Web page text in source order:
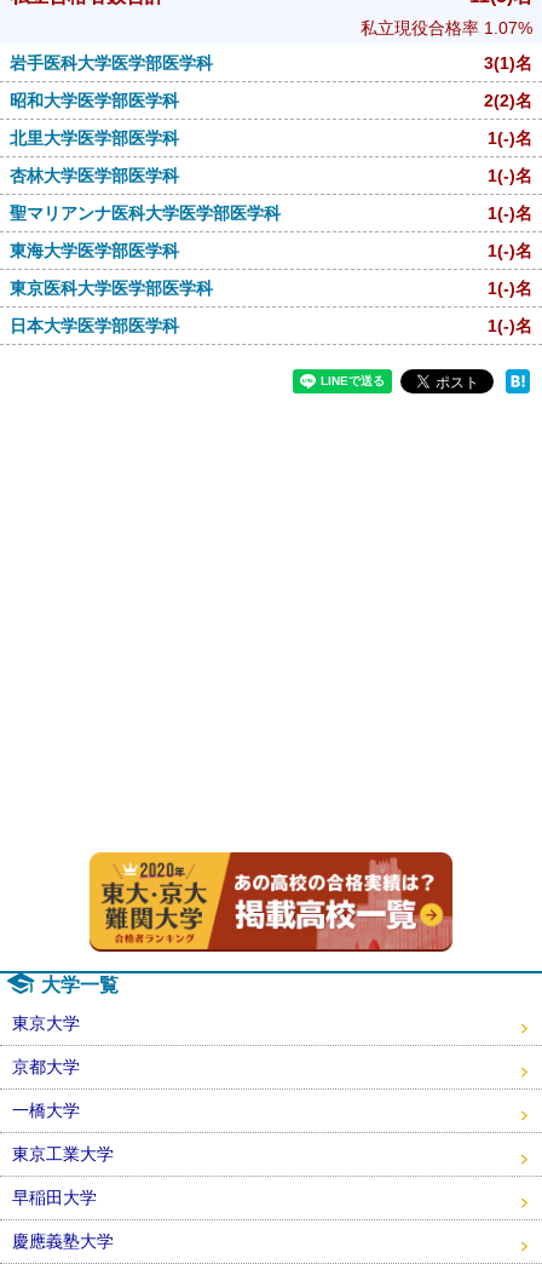
私立現役合格率 1.07%
岩手医科大学医学部医学科
3(1)名
昭和大学医学部医学科
2(2)名
北里大学医学部医学科
1(-)名
杏林大学医学部医学科
1(-)名
聖マリアンナ医科大学医学部医学科
1(-)名
東海大学医学部医学科
1(-)名
東京医科大学医学部医学科
1(-)名
日本大学医学部医学科
1(-)名
大学一覧
東京大学
京都大学
一橋大学
東京工業大学
早稲田大学
慶應義塾大学